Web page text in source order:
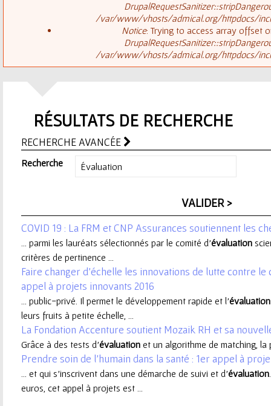
e
d
r
r
e
u
r
/var/www/vhosts/admical.org/httpdocs/
Notice: Trying to access array offset
/var/www/vhosts/admical.org/httpdocs/
RÉSULTATS DE RECHERCHE
RECHERCHE AVANCÉE
Recherche
COVID 19 : La FRM et CNP Assurances soutiennent les
... parmi les lauréats sélectionnés par le comité d’évaluation
critères de pertinence ...
Faire changer d’échelle les innovations de lutte contre
appel à projets innovants 2016
... public-privé. Il permet le développement rapide et l’évaluation
leurs fruits à petite échelle, ...
La Fondation Accenture soutient Mozaik RH et sa
Grâce à des tests d’évaluation et un algorithme de matching, la
Prendre soin de l'humain dans la santé : 1er appel à
... et qui s’inscrivent dans une démarche de suivi et d’évaluation
euros, cet appel à projets est ...